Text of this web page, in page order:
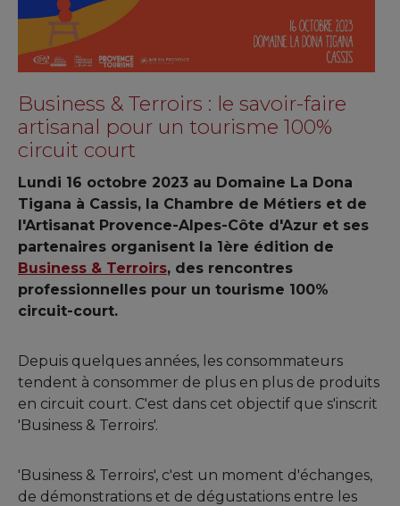
Business & Terroirs : le savoir-faire
artisanal pour un tourisme 100%
circuit court
Lundi 16 octobre 2023 au Domaine La Dona
Tigana à Cassis, la Chambre de Métiers et de
l'Artisanat Provence-Alpes-Côte d'Azur et ses
partenaires organisent la 1ère édition de
Business & Terroirs, des rencontres
professionnelles pour un tourisme 100%
circuit-court.
Depuis quelques années, les consommateurs
tendent à consommer de plus en plus de produits
en circuit court. C'est dans cet objectif que s'inscrit
'Business & Terroirs'.
'Business & Terroirs', c'est un moment d'échanges,
de démonstrations et de dégustations entre les